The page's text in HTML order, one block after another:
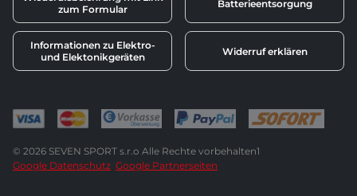
zum Formular
Batterieentsorgung
Informationen zu Elektro-
und Elektonikgeräten
Widerruf erklären
© 2026 SEVEN SPORT s.r.o Alle Rechte vorbehalten1
Google Datenschutz Google Partnerseiten